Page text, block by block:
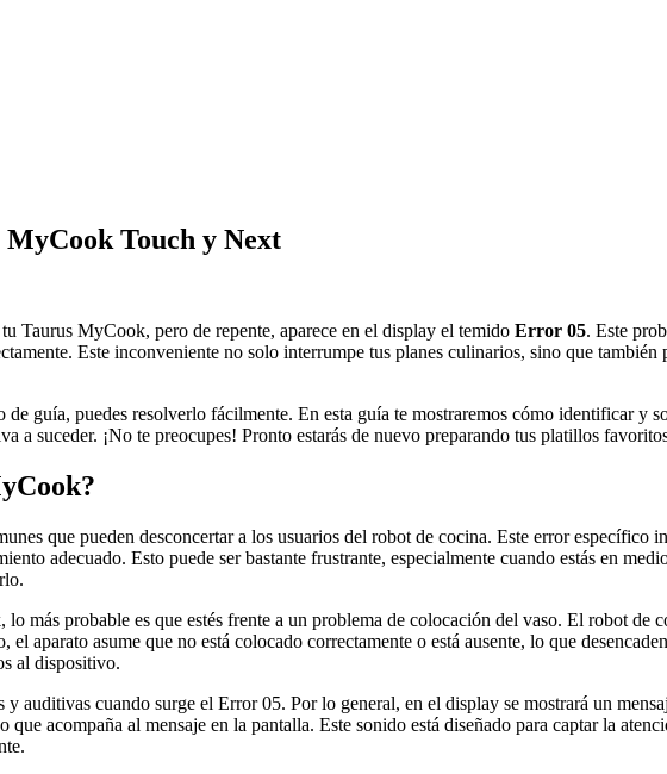
Touch y Next
Taurus MyCook, pero de repente, aparece en el display el temido Error 05. Este
Este inconveniente no solo interrumpe tus planes culinarios, sino que también
guía, puedes resolverlo fácilmente. En esta guía te mostraremos cómo identificar y
a suceder. ¡No te preocupes! Pronto estarás de nuevo preparando tus platillos
que pueden desconcertar a los usuarios del robot de cocina. Este error específico
adecuado. Esto puede ser bastante frustrante, especialmente cuando estás en
más probable es que estés frente a un problema de colocación del vaso. El robot de
aparato asume que no está colocado correctamente o está ausente, lo que
al dispositivo.
auditivas cuando surge el Error 05. Por lo general, en el display se mostrará un
acompaña al mensaje en la pantalla. Este sonido está diseñado para captar la